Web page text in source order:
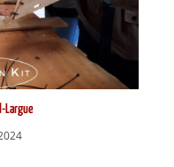
Largue